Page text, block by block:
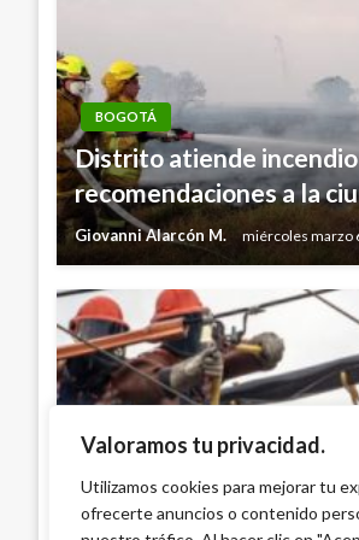
Valoramos tu privacidad.
Utilizamos cookies para mejorar tu
ofrecerte anuncios o contenido
BOGOTÁ
Distrito atiende
recomendaciones a la
Giovanni Alarcón M. miércoles marzo
Cortes de luz este